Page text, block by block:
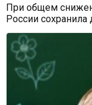
При общем
России